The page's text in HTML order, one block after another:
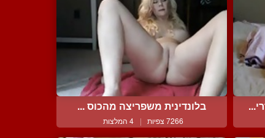
בלונדינית משפריצה מהכוס ...
7266 צפיות | 4 המלצות